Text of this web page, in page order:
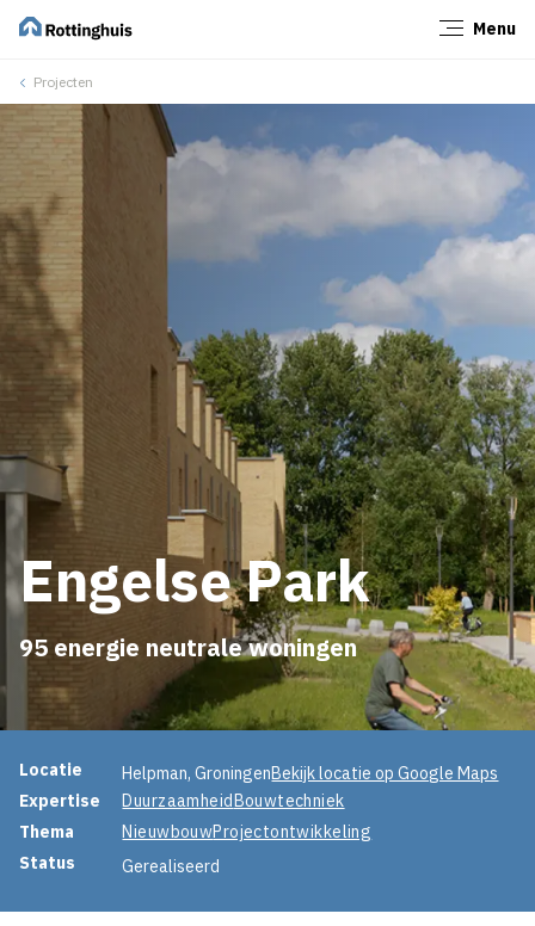
Menu
Projecten
Engelse Park
95 energie neutrale woningen
Projectinformatie
Locatie Helpman, GroningenBekijk locatie op Google Maps
Expertise
Duurzaamheid Bouwtechniek
Thema
NieuwbouwProjectontwikkeling
Status
Gerealiseerd
Sluiten